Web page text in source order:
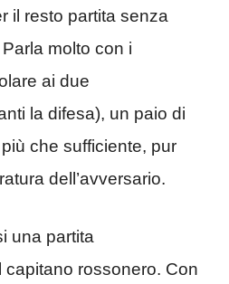
il resto partita senza
molto con i
ai due
la difesa), un paio di
che sufficiente, pur
dell’avversario.
una partita
capitano rossonero. Con